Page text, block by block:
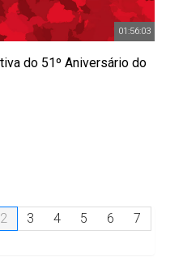
01:56:03
do 51º Aniversário do
2 3 4 5 6
7